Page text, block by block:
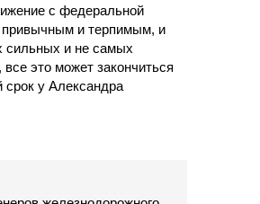
с федеральной
привычным и терпимым, и
сильных и не самых
это может закончиться
срок у Александра